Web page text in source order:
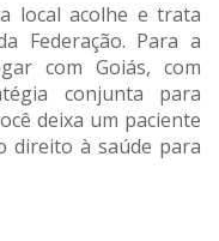
local acolhe e trata
Federação. Para a
com Goiás, com
conjunta para
deixa um paciente
direito à saúde para